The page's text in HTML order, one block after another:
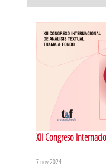
XII Congreso
7 nov 2024